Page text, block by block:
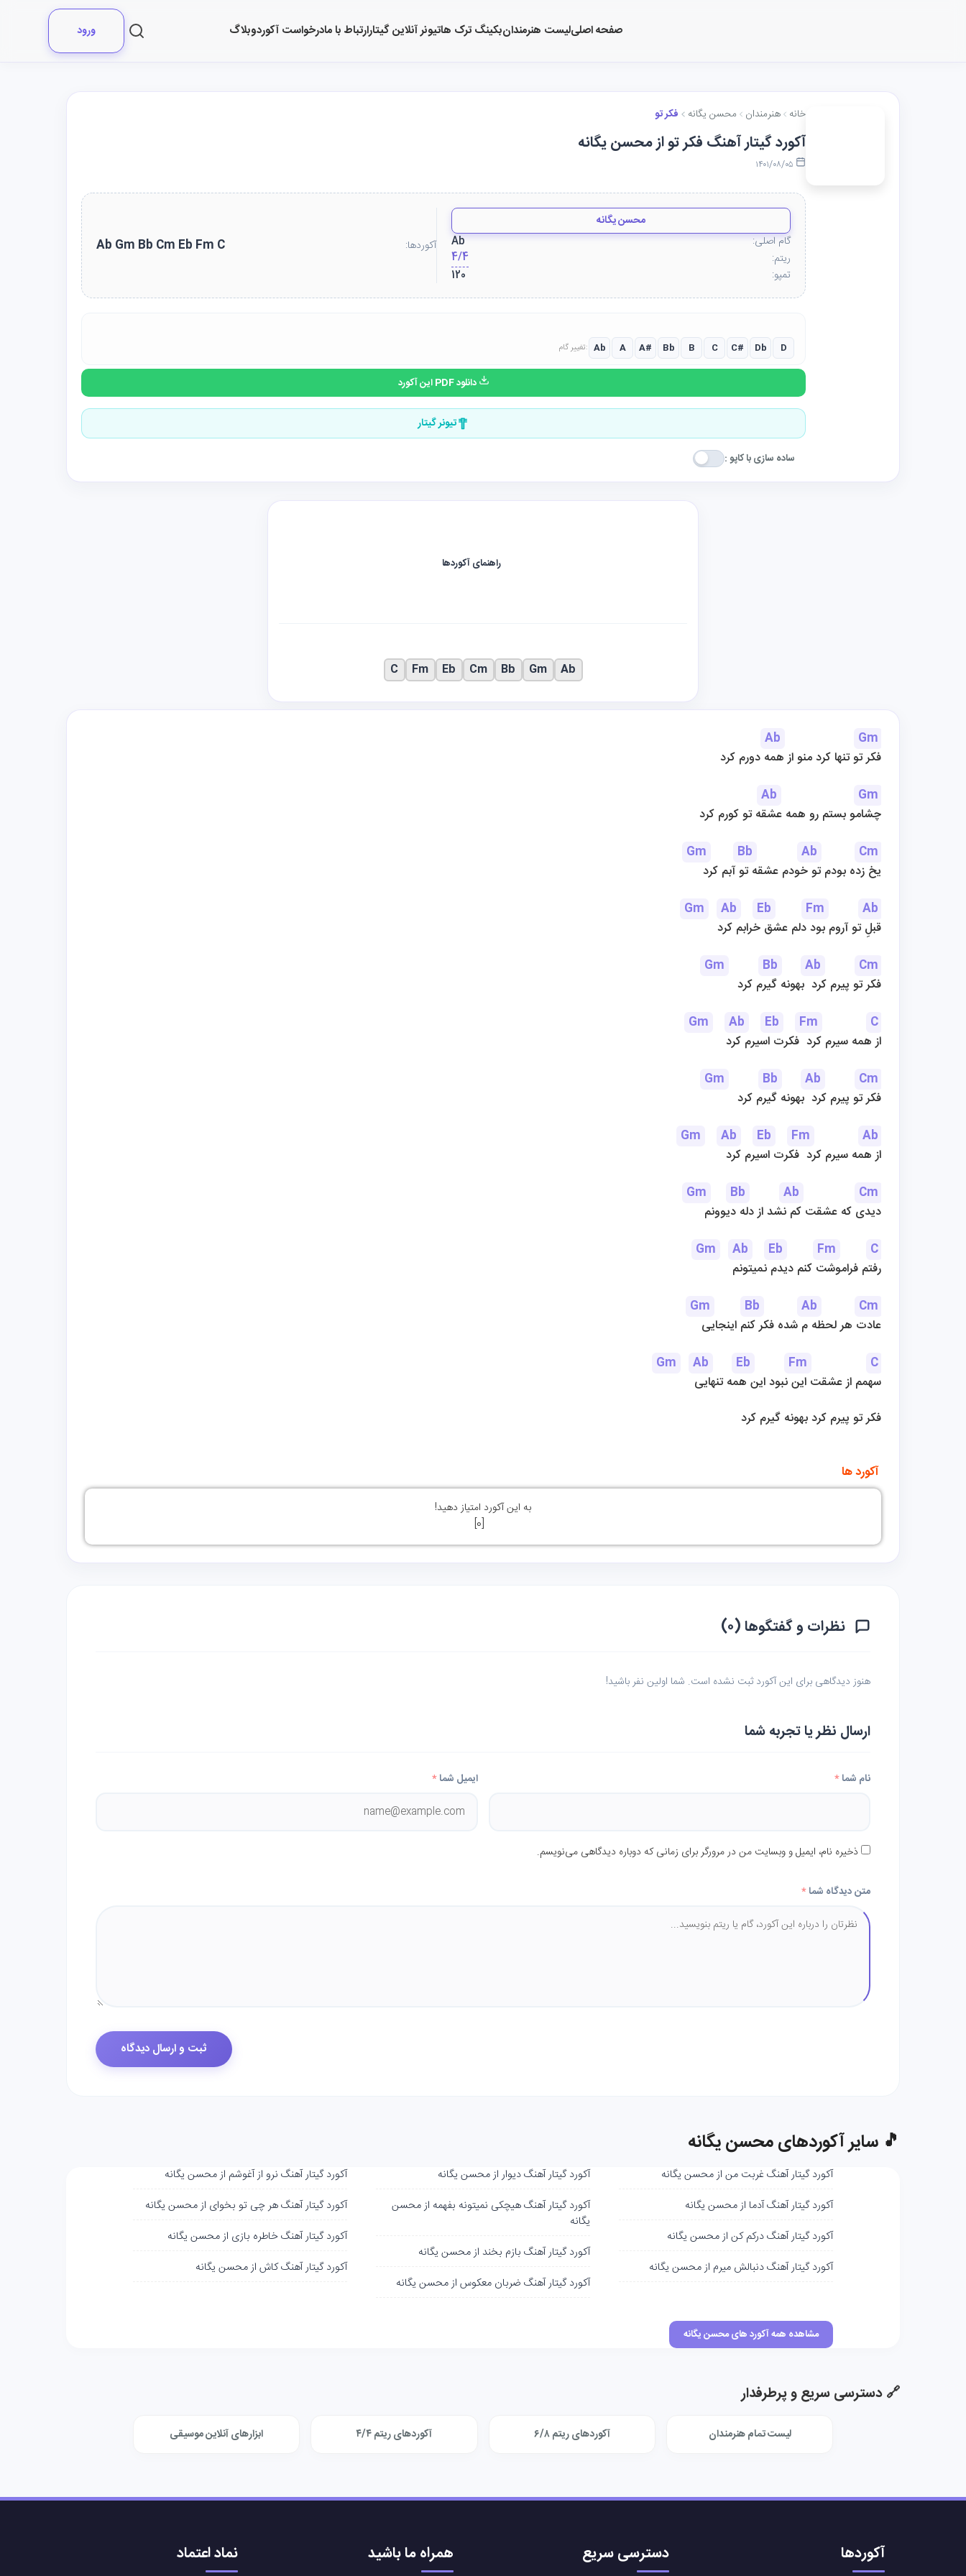
صفحه اصلیلیست هنرمندانبکینگ ترک هاتیونر آنلاین گیتارارتباط با مادرخواست آکوردوبلاگ ورود
خانه هنرمندان محسن یگانه فکر تو
آکورد گیتار آهنگ فکر تو از محسن یگانه
محسن یگانه
گام اصلی:
Ab
ریتم:
4/4
تمپو:
120
آکوردها: Ab Gm Bb Cm Eb Fm C
تغییر گام: Ab A A# Bb B C C# Db D
دانلود PDF این آکورد
تیونر گیتار
ساده سازی با کاپو :
Ab
Gm
فکر تو تنها کرد منو از همه دورم کرد
Ab
Gm
چشامو بستم رو همه عشقه تو کورم کرد
Gm
Bb Ab
Cm
یخ زده بودم تو خودم عشقه تو آبم کرد
Gm
Ab Eb Fm
Ab
قبلِ تو آروم بود دلم عشق خرابم کرد
Gm
Bb Ab
Cm
فکر تو پیرم کرد بهونه گیرم کرد
Gm
Ab Eb Fm
C
از همه سیرم کرد فکرت اسیرم کرد
Gm
Bb Ab
Cm
فکر تو پیرم کرد بهونه گیرم کرد
Gm
Ab Eb Fm
Ab
از همه سیرم کرد فکرت اسیرم کرد
Gm
Bb Ab
Cm
دیدی که عشقت کم نشد از دله دیوونم
Gm
Ab Eb Fm
C
رفتم فراموشت کنم دیدم نمیتونم
Gm
Bb Ab
Cm
عادت هر لحظه م شده فکر کنم اینجایی
Gm
Ab Eb Fm
C
سهمم از عشقت این نبود این همه تنهایی
فکر تو پیرم کرد بهونه گیرم کرد
آکورد ها
به این آکورد امتیاز دهید!
[
0
]
راهنمای آکوردها
Ab
Gm
Bb
Cm
Eb
Fm
C
نظرات و گفتگوها (۰)
هنوز دیدگاهی برای این آکورد ثبت نشده است. شما اولین نفر باشید!
ارسال نظر یا تجربه شما
نام شما* ایمیل شما*
ذخیره نام، ایمیل و وبسایت من در مرورگر برای زمانی که دوباره دیدگاهی می‌نویسم.
متن دیدگاه شما*
🎵 سایر آکوردهای محسن یگانه
آکورد گیتار آهنگ غربت من از محسن یگانه
آکورد گیتار آهنگ آدما از محسن یگانه
آکورد گیتار آهنگ درکم کن از محسن یگانه
آکورد گیتار آهنگ دنبالش میرم از محسن یگانه
آکورد گیتار آهنگ دیوار از محسن یگانه
آکورد گیتار آهنگ هیچکی نمیتونه بفهمه از محسن
یگانه
آکورد گیتار آهنگ بازم بخند از محسن یگانه
آکورد گیتار آهنگ ضربان معکوس از محسن یگانه
آکورد گیتار آهنگ نرو از آغوشم از محسن یگانه
آکورد گیتار آهنگ هر چی تو بخوای از محسن یگانه
آکورد گیتار آهنگ خاطره بازی از محسن یگانه
آکورد گیتار آهنگ کاش از محسن یگانه
مشاهده همه آکورد های محسن یگانه
🔗 دسترسی سریع و پرطرفدار
لیست تمام هنرمندان آکوردهای ریتم ۶/۸ آکوردهای ریتم ۴/۴ ابزارهای آنلاین موسیقی
آکوردها دسترسی سریع همراه ما باشید نماد اعتماد